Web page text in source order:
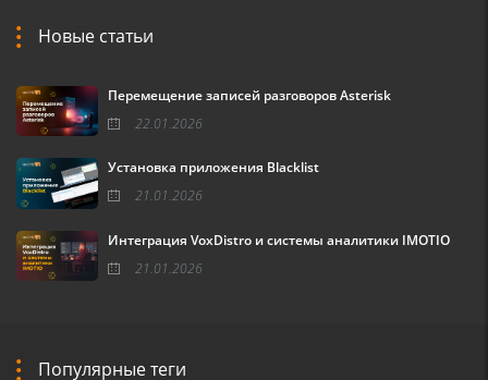
Новые статьи
Перемещение записей разговоров Asterisk
22.01.2026
Установка приложения Blacklist
21.01.2026
Интеграция VoxDistro и системы аналитики IMOTIO
21.01.2026
Популярные теги